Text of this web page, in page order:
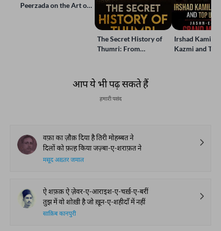
Peerzada on the Art of
The Secret History of
Thumri: From
Irshad Kamil,
Kazmi and
आप ये भी पढ़ सकते हैं
हमारी पसंद
वफ़ा का ज़ौक़ दिया है तिरी मोहब्बत ने
दिलों को फ़त्ह किया जज़्बा-ए-शराफ़त ने
मसूद अख़्तर जमाल
ऐ शफ़क़ ऐ ज़ेवर-ए-आराइश-ए-चर्ख़-ए-बरीं
तुझ में वो शोख़ी है जो ख़ून-ए-शहीदाँ में नहीं
साक़िब कानपुरी